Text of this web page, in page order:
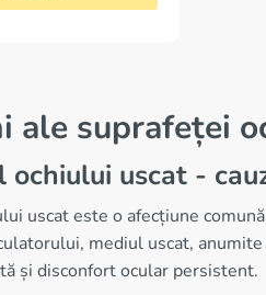
ale suprafeței
ochiului uscat -
uscat este o afecțiune
mediul uscat,
și disconfort ocular persistent.